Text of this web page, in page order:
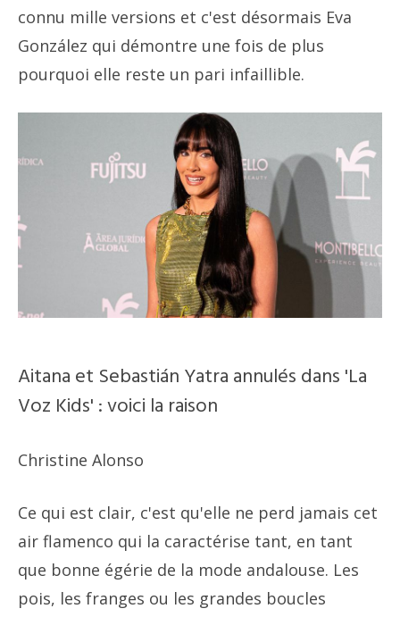
connu mille versions et c'est désormais Eva
González qui démontre une fois de plus
pourquoi elle reste un pari infaillible.
Aitana et Sebastián Yatra annulés dans 'La
Voz Kids' : voici la raison
Christine Alonso
Ce qui est clair, c'est qu'elle ne perd jamais cet
air flamenco qui la caractérise tant, en tant
que bonne égérie de la mode andalouse. Les
pois, les franges ou les grandes boucles